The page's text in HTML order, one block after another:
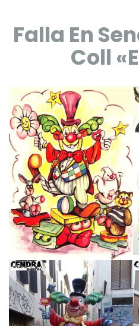
Falla En
Coll